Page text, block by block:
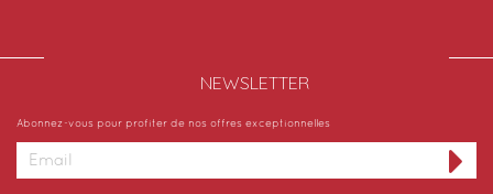
NEWSLETTER​
Abonnez-vous pour profiter de nos offres exceptionnelles